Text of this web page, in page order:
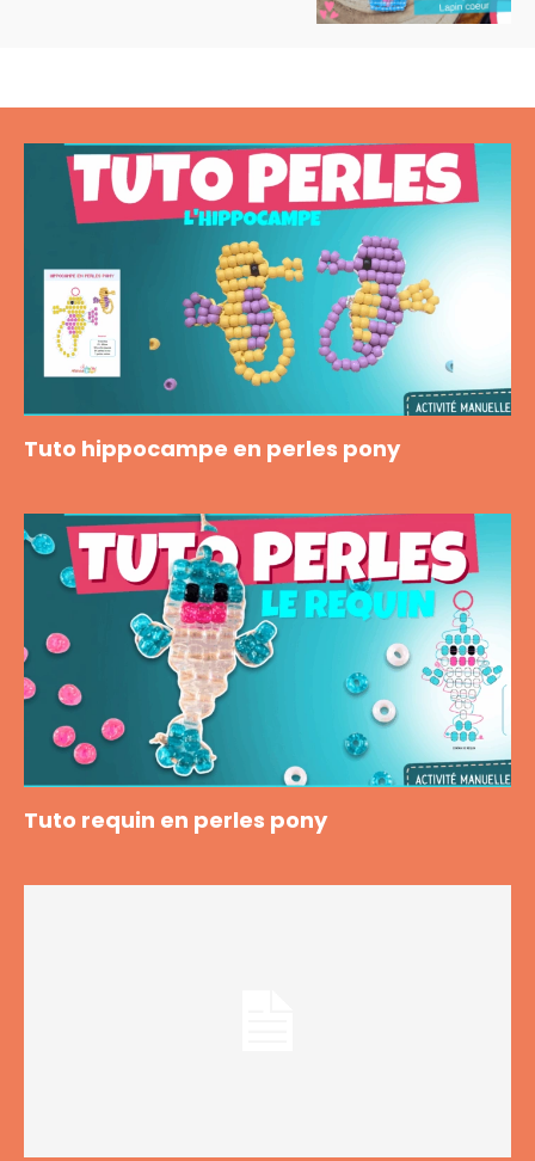
Tuto hippocampe en perles pony
Tuto requin en perles pony